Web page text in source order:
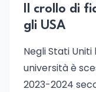
Il crollo di
gli USA
Negli Stati
università è
2023-2024